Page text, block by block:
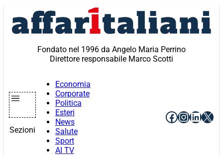
contenuto
Fondato nel 1996 da Angelo Maria Perrino
Direttore responsabile Marco Scotti
Sezioni
Economia
Corporate
Politica
Esteri
News
Salute
Sport
AI TV
Facebook
X